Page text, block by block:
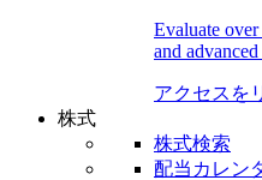
Evaluate over
and
アクセスを
株式
株式検索
配当カレン